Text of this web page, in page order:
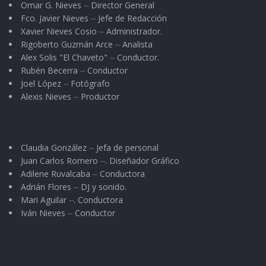
instituciones tanto familiares como sociales y
religiosas, en la búsqueda de sí mismo, para
vagar y seguir su propio camino, pensado y
diseñado de acuerdo a sus creencias y
necesidades.
pordioseros que inundan las calles. Sucios y
andrajosos, malolientes y con una imagen no
solamente pobre, pero también enfermiza,
jóvenes o adultos mayores, hombres en su
mayoría, pero también acompañados por
Omar G. Nieves ⏤ Director General
Fco. Javier Nieves ⏤ Jefe de Redacción
Xavier Nieves Cosio ⏤ Administrador.
Rigoberto Guzmán Arce ⏤ Analista
Alex Solis "El Chaveto" ⏤ Conductor.
Rubén Becerra ⏤ Conductor
Joel López ⏤ Fotógrafo
Alexis Nieves ⏤ Productor
Claudia González ⏤ Jefa de personal
Juan Carlos Romero ⏤. Diseñador Gráfico
Adilene Ruvalcaba ⏤ Conductora
Adrián Flores ⏤ DJ y sonido.
Mari Aguilar ⏤. Conductora
Iván Nieves ⏤ Conductor